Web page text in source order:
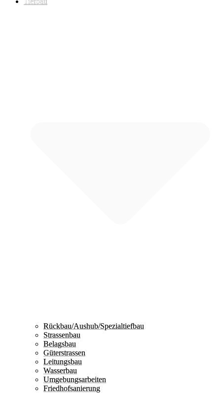
Rückbau/Aushub/Spezialtiefbau
Strassenbau
Belagsbau
Güterstrassen
Leitungsbau
Wasserbau
Umgebungsarbeiten
Friedhofsanierung